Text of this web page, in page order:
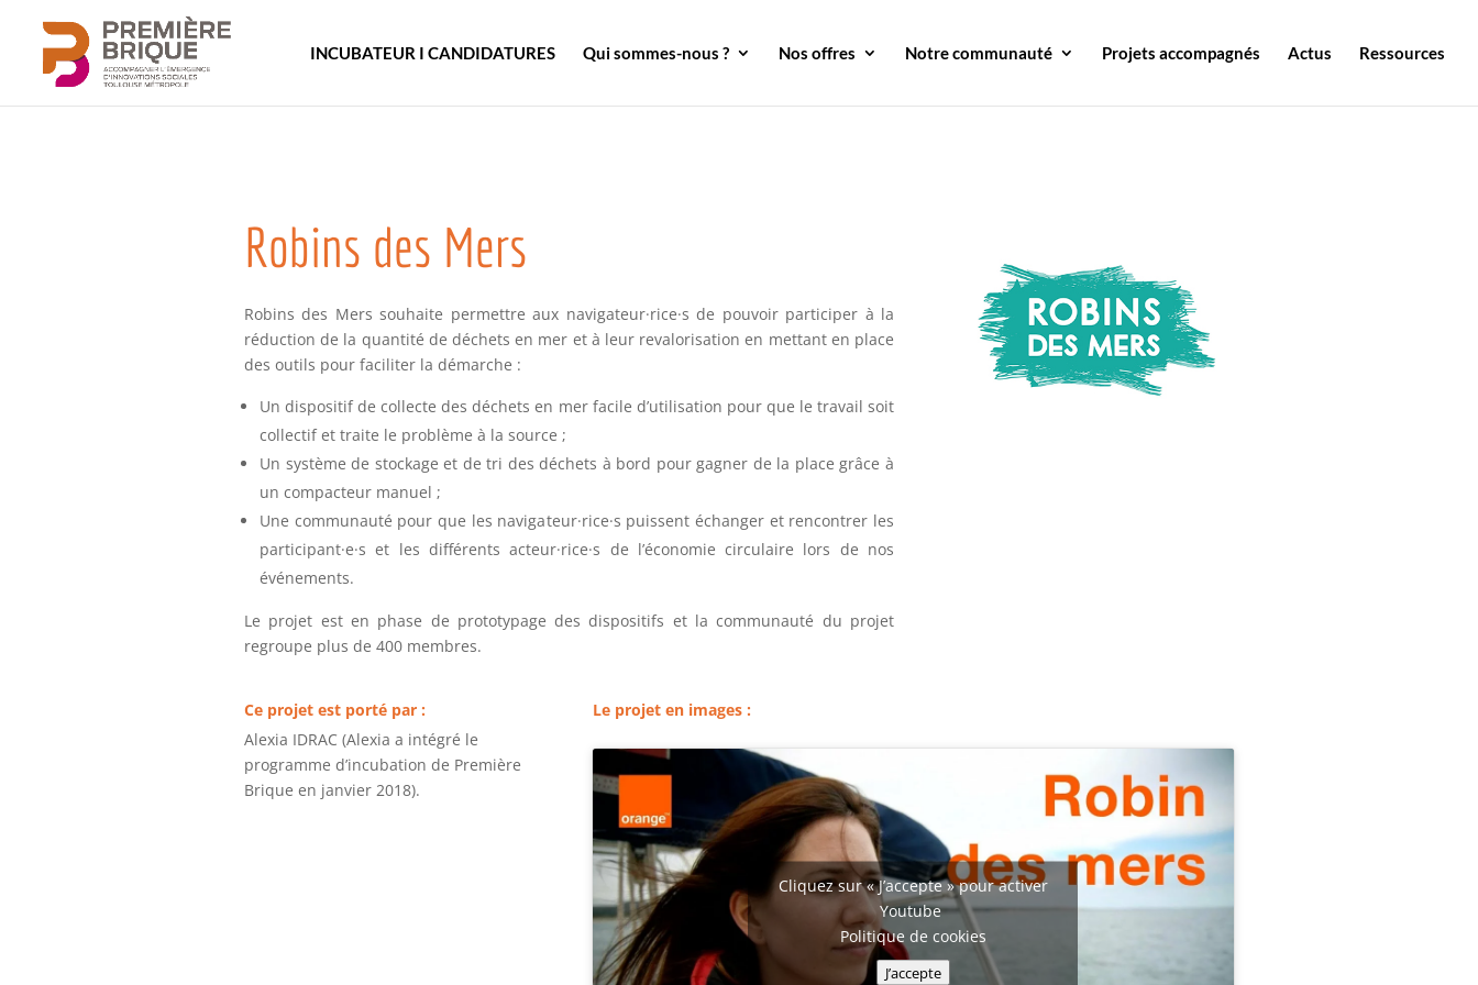
INCUBATEUR I CANDIDATURES Qui sommes-nous ? Nos offres Notre communauté Projets accompagnés Actus Ressources
Robins des Mers
Robins des Mers souhaite permettre aux navigateur·rice·s de pouvoir participer à la
réduction de la quantité de déchets en mer et à leur revalorisation en mettant en place
des outils pour faciliter la démarche :
Un dispositif de collecte des déchets en mer facile d’utilisation pour que le travail soit
collectif et traite le problème à la source ;
Un système de stockage et de tri des déchets à bord pour gagner de la place grâce à
un compacteur manuel ;
Une communauté pour que les navigateur·rice·s puissent échanger et rencontrer les
participant·e·s et les différents acteur·rice·s de l’économie circulaire lors de nos
événements.
Le projet est en phase de prototypage des dispositifs et la communauté du projet
regroupe plus de 400 membres.
Ce projet est porté par :
Alexia IDRAC (Alexia a intégré le
programme d’incubation de Première
Brique en janvier 2018).
Le projet en images :
Cliquez sur « J’accepte » pour activer
Youtube
Politique de cookies
J’accepte